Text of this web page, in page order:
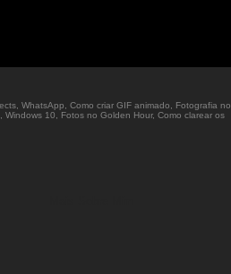
WhatsApp, Como criar GIF animado, Fotografia no
10, Fotos no Golden Hour, Como clarear os